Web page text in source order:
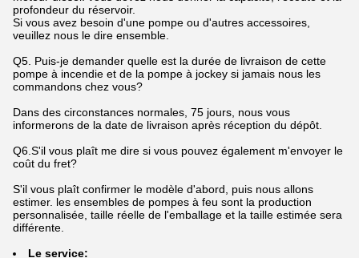
profondeur du réservoir.
Si vous avez besoin d'une pompe ou d'autres accessoires,
veuillez nous le dire ensemble.
Q5. Puis-je demander quelle est la durée de livraison de cette
pompe à incendie et de la pompe à jockey si jamais nous les
commandons chez vous?
Dans des circonstances normales, 75 jours, nous vous
informerons de la date de livraison après réception du dépôt.
Q6.S'il vous plaît me dire si vous pouvez également m'envoyer le
coût du fret?
S'il vous plaît confirmer le modèle d'abord, puis nous allons
estimer. les ensembles de pompes à feu sont la production
personnalisée, taille réelle de l'emballage et la taille estimée sera
différente.
Le service: